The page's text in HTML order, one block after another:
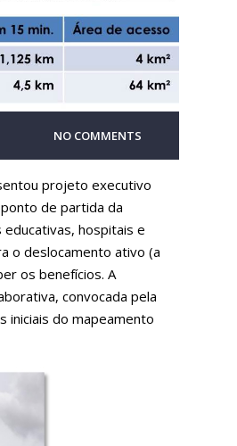
NO COMMENTS
projeto executivo
de partida da
hospitais e
o deslocamento ativo (a
os benefícios. A
convocada pela
iniciais do mapeamento